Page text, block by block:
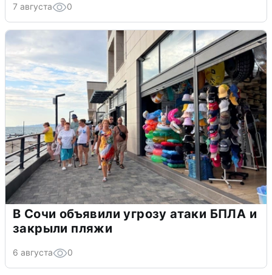
7 августа 0
В Сочи объявили угрозу атаки БПЛА и
закрыли пляжи
6 августа 0